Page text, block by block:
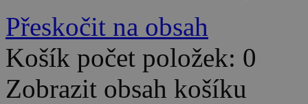
Přeskočit na obsah
Košík počet položek: 0
Zobrazit obsah košíku